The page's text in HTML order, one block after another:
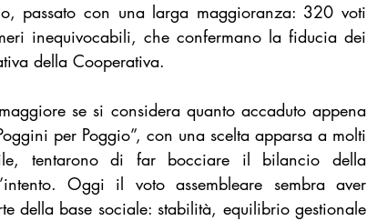
passato con una larga maggioranza: 320 voti
inequivocabili, che confermano la fiducia dei
della Cooperativa.
se si considera quanto accaduto appena
per Poggio”, con una scelta apparsa a molti
tentarono di far bocciare il bilancio della
Oggi il voto assembleare sembra aver
della base sociale: stabilità, equilibrio gestionale